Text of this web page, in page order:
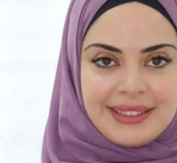
الجزيري مع الزمالك
الدين عميد كلية “آداب كفر الشيخ”
هل انتهت أزمة العالمي المالية؟
رسميًا